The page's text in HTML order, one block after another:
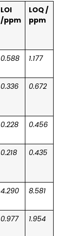
LOI
/ppm
LOQ /
ppm
0.588 1.177
0.336 0.672
0.228 0.456
0.218 0.435
4.290 8.581
0.977 1.954